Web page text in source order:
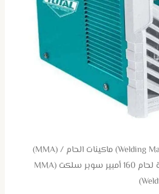
/
(MMA)
/ ماكينة لحام 160 أمبير سوبر سلكت (MMA